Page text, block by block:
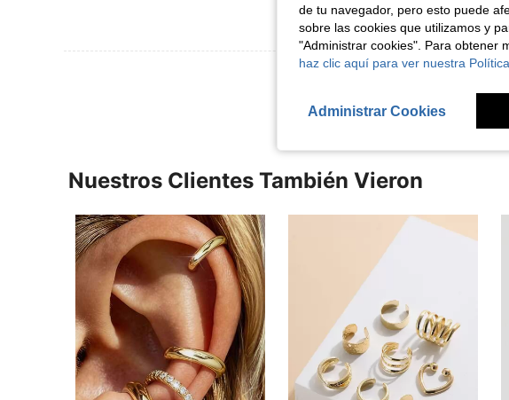
Ver Más Reseñas
Nuestros Clientes También Vieron
de tu navegador, pero esto puede
sobre las cookies que utilizamos y
"Administrar cookies". Para obtener
haz clic aquí para ver nuestra
Administrar Cookies